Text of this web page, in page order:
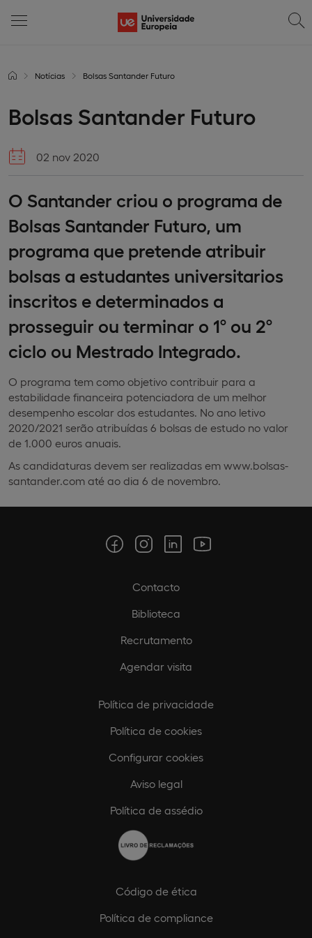
Notícias Bolsas Santander Futuro
Bolsas Santander Futuro
02 nov 2020
O Santander criou o programa de
Bolsas Santander Futuro, um
programa que pretende atribuir
bolsas a estudantes universitarios
inscritos e determinados a
prosseguir ou terminar o 1º ou 2º
ciclo ou Mestrado Integrado.
O programa tem como objetivo contribuir para a
estabilidade financeira potenciadora de um melhor
desempenho escolar dos estudantes. No ano letivo
2020/2021 serão atribuídas 6 bolsas de estudo no valor
de 1.000 euros anuais.
As candidaturas devem ser realizadas em www.bolsas-
santander.com até ao dia 6 de novembro.
Contacto
Biblioteca
Recrutamento
Agendar visita
Política de privacidade
Política de cookies
Configurar cookies
Aviso legal
Política de assédio
Código de ética
Política de compliance